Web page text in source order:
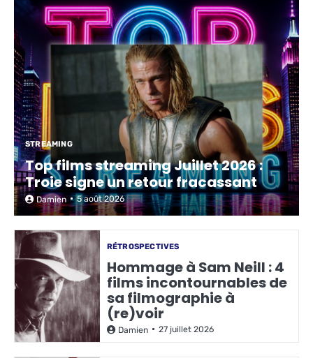
STREAMING
Top films streaming Juillet 2026 :
Troie signe un retour fracassant
Damien 5 août 2026
RÉTROSPECTIVES
Hommage à Sam Neill : 4
films incontournables de
sa filmographie à
(re)voir
Damien 27 juillet 2026